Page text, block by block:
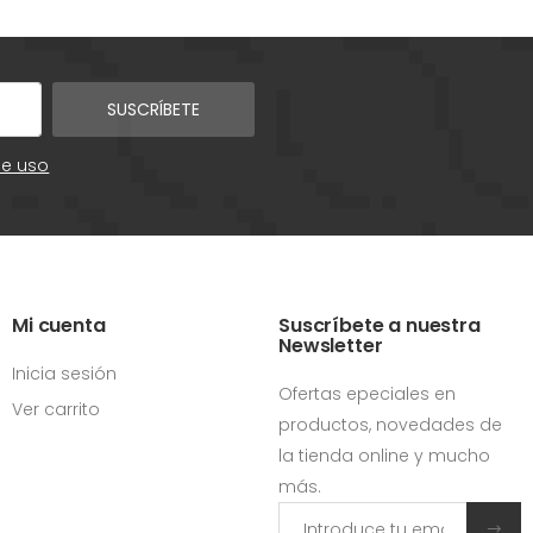
SUSCRÍBETE
uso
Mi cuenta
Inicia sesión
Ver carrito
Suscríbete a nuestra
Newsletter
Ofertas epeciales en
productos, novedades de
la tienda online y mucho
más.